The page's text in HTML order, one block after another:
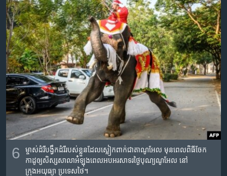
6
ម្ចាស់ដំរីបង្វឹកដំរីរបស់ខ្លួនដែលស្លៀកពាក់ជាតាណូអែល មុនពេលពិធីចែក
កាដូឲ្យសិស្សសាលាអំំឡុងពេលអបអរសាទរថ្ងៃបុណ្យណូអែល នៅ
ក្រុងអយុធ្យា ប្រទេសថៃ។